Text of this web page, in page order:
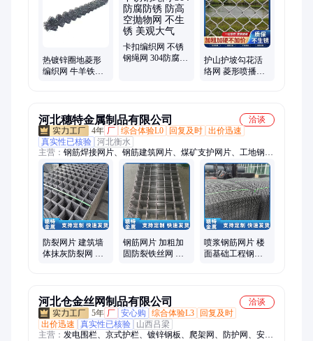
热镀锌圈地菱形
编织网 牛羊铁丝
卡扣编织网 不锈
钢绳网 304防腐防
护山护坡勾花活
络网 菱形喷播铁
河北穗特金属制品有限公司
洽谈
4年 厂 综合体验L0 回复及时 出价迅速
真实性已核验 河北衡水
主营： 钢筋焊接网片、钢筋建筑网片、煤矿支护网片、工地钢筋
网片、混凝土钢筋网片、带肋钢筋网片、圆钢钢筋网片、桥梁钢
筋网片、建筑钢筋网片、隧道钢筋网片、建筑网片、工地网片、
防裂网片、地暖网片、喷浆钢筋网片、楼顶钢筋网片、地面钢筋
网片、钢丝网片、建筑钢丝网片、螺纹钢筋网片、防裂建筑网
片、焊接网片、镀锌网片、电焊钢筋网片、双向钢筋网片
防裂网片 建筑墙
体抹灰防裂网 镀
钢筋网片 加粗加
固防裂铁丝网 镀
喷浆钢筋网片 楼
面基础工程钢筋
河北仓金丝网制品有限公司
洽谈
5年 厂 安心购 综合体验L3
回复及时
出价迅速
真实性已核验
山西吕梁
主营： 发电围栏、京式护栏、镀锌钢板、爬架网、防护网、安全